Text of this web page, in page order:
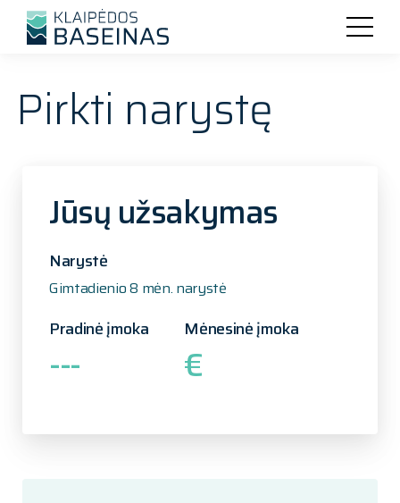
Pirkti narystę
Jūsų užsakymas
Narystė
Gimtadienio 8 mėn. narystė
Pradinė įmoka
---
Mėnesinė įmoka
€